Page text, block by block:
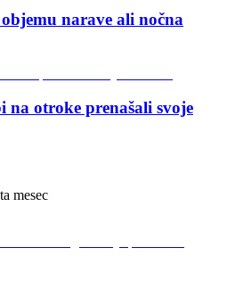
narave ali nočna
na otroke prenašali svoje
mesec